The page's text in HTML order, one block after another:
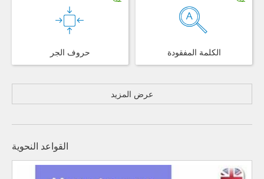
حروف الجر الكلمة المفقودة
عرض المزيد
القواعد النحوية